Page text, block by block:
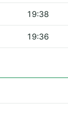
19:38
19:36